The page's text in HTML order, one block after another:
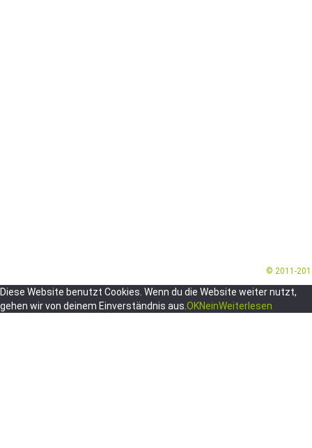
© 2011-
Diese Website benutzt Cookies. Wenn du die Website weiter nutzt,
gehen wir von deinem Einverständnis aus. OKNeinWeiterlesen